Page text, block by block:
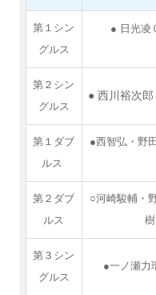
第１シン
グルス
● 日光凌
第２シン
グルス
● 西川裕次
第１ダブ
ルス
●西智弘・野
第２ダブ
ルス
○河崎駿輔・
第３シン
グルス
●一ノ瀬力